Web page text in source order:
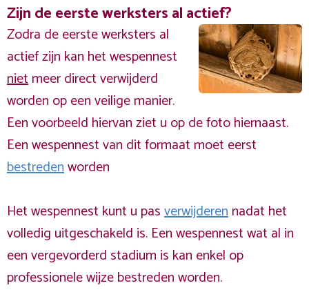
Zijn de eerste werksters al actief?
Zodra de eerste werksters al
actief zijn kan het wespennest
nietmeer direct verwijderd
worden op een veilige manier.
Een voorbeeld hiervan ziet u op de foto hiernaast.
Een wespennest van dit formaat moet eerst
bestredenworden
Het wespennest kunt u pasverwijderennadat het
volledig uitgeschakeld is. Een wespennest wat al in
een vergevorderd stadium is kan enkel op
professionele wijze bestreden worden.